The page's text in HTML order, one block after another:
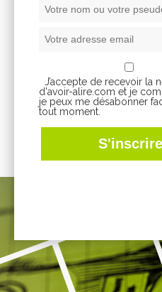
J’accepte de recevoir la
d'avoir-alire.com et je
je peux me désabonner
tout moment.